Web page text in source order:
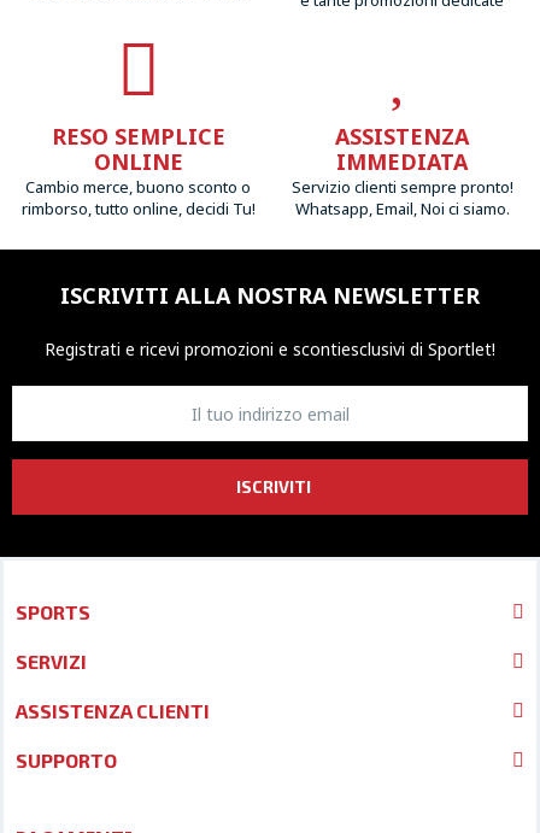
RESO SEMPLICE
ONLINE
Cambio merce, buono sconto o
rimborso, tutto online, decidi Tu!
ASSISTENZA
IMMEDIATA
Servizio clienti sempre pronto!
Whatsapp, Email, Noi ci siamo.
ISCRIVITI ALLA NOSTRA NEWSLETTER
Registrati e ricevi promozioni e scontiesclusivi di Sportlet!
ISCRIVITI
SPORTS
SERVIZI
ASSISTENZA CLIENTI
SUPPORTO